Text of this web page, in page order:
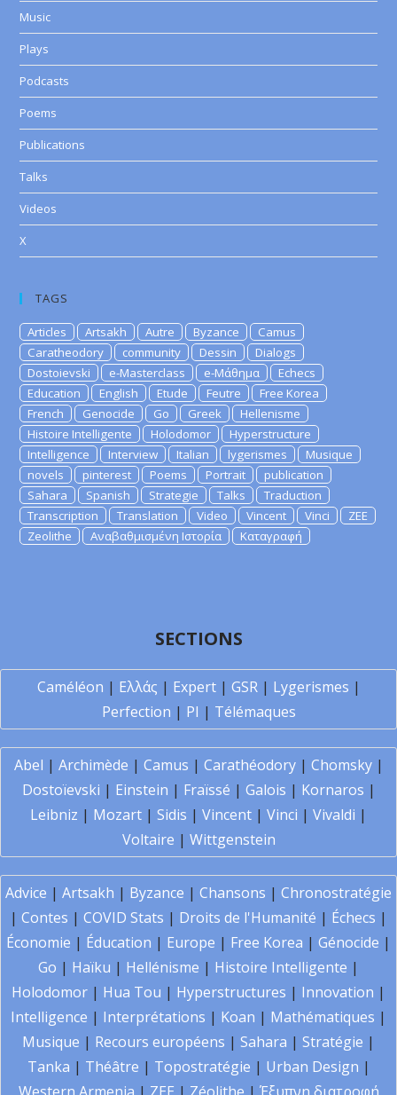
Music
Plays
Podcasts
Poems
Publications
Talks
Videos
X
TAGS
Articles Artsakh Autre Byzance
Camus
Caratheodory
community Dessin
Dialogs
Dostoievski
e-Masterclass e-Μάθημα
Echecs
Education
English Etude Feutre
Free Korea
French
Genocide Go Greek
Hellenisme
Histoire Intelligente
Holodomor
Hyperstructure
Intelligence
Interview Italian lygerismes
Musique
novels
pinterest Poems Portrait
publication
Sahara
Spanish Strategie Talks
Traduction
Transcription
Translation Video Vincent Vinci
ZEE
Zeolithe
Αναβαθμισμένη Ιστορία Καταγραφή
SECTIONS
Caméléon | Ελλάς | Expert| GSR| Lygerismes |
Perfection | PI | Télémaques
Abel | Archimède | Camus | Carathéodory| Chomsky|
Dostoïevski | Einstein | Fraïssé | Galois | Kornaros |
Leibniz | Mozart | Sidis | Vincent | Vinci | Vivaldi |
Voltaire | Wittgenstein
Advice | Artsakh | Byzance | Chansons | Chronostratégie
| Contes | COVID Stats | Droits de l'Humanité | Échecs |
Économie | Éducation | Europe | Free Korea | Génocide |
Go | Haïku | Hellénisme | Histoire Intelligente |
Holodomor | Hua Tou | Hyperstructures | Innovation |
Intelligence | Interprétations | Koan | Mathématiques |
Musique | Recours européens | Sahara | Stratégie |
Tanka | Théâtre | Topostratégie | Urban Design |